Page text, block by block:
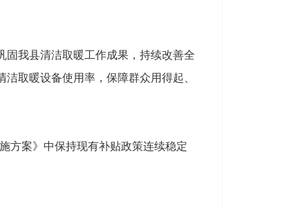
固我县清洁取暖工作成果，持续改善全
取暖设备使用率，保障群众用得起、
方案》中保持现有补贴政策连续稳定